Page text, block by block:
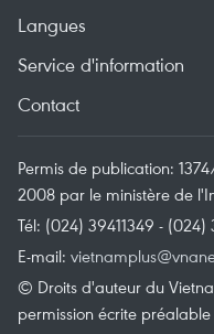
Langues
Service d'information
Contact
Permis de publication:
2008 par le ministère de
Tél: (024) 39411349 - (024)
E-mail:
© Droits d'auteur du
permission écrite